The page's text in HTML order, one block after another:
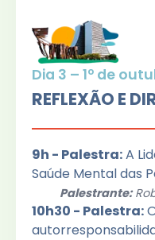
Dia 3 – 1º de
REFLEXÃO E
9h - Palestra:A
Saúde Mental das
Palestrante:
10h30 - Palestra: